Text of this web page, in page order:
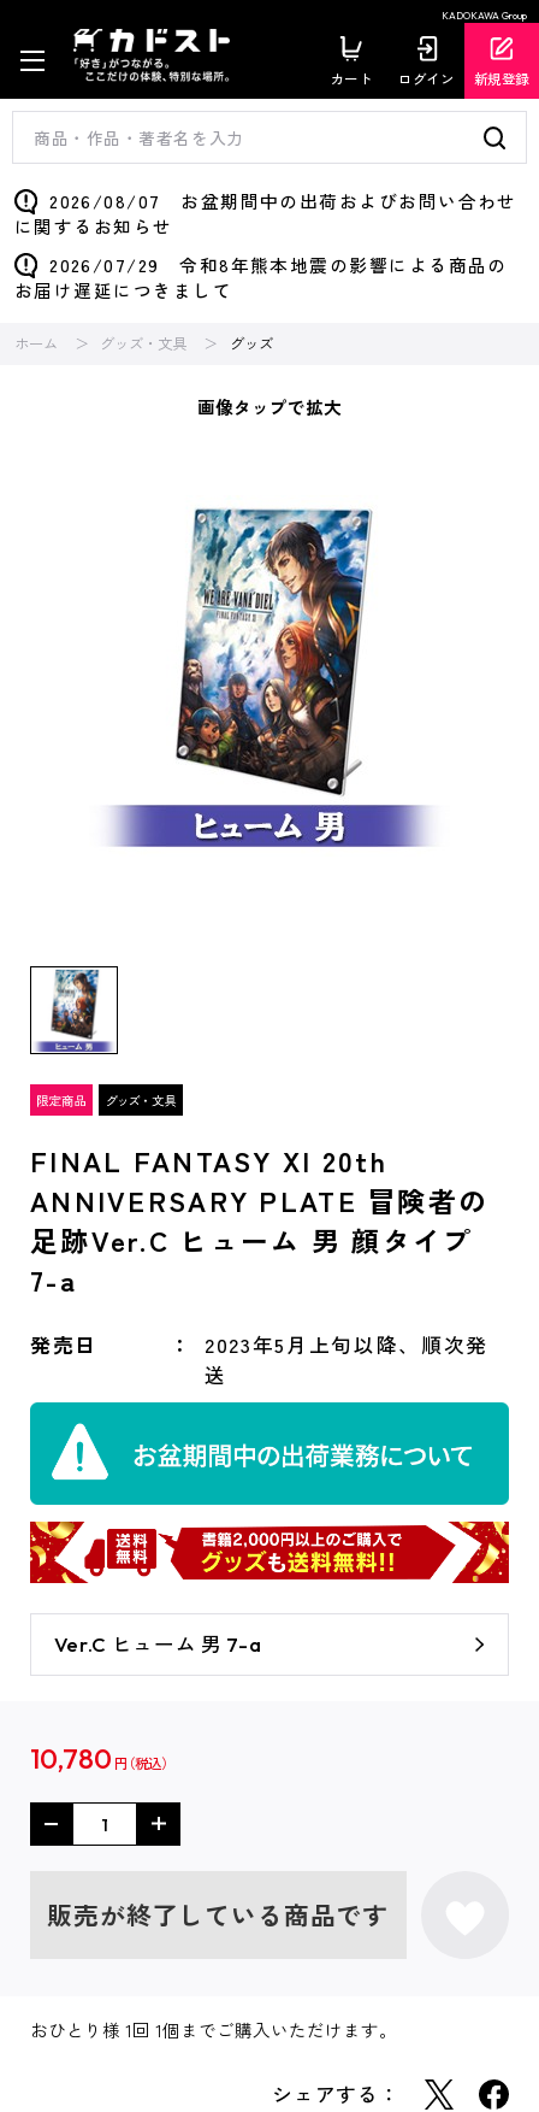
KADOKAWA Group
カート ログイン 新規登録
2026/08/07 お盆期間中の出荷およびお問い合わせ
に関するお知らせ
2026/07/29 令和8年熊本地震の影響による商品の
お届け遅延につきまして
ホーム グッズ・文具 グッズ
画像タップで拡大
FINAL FANTASY XI 20th
ANNIVERSARY PLATE 冒険者の
足跡Ver.C ヒューム 男 顔タイプ
7-a
発売日
2023年5月上旬以降、順次発
送
Ver.C ヒューム 男 7-a
10,780 円
販売が終了している商品です
おひとり様 1回 1個までご購入いただけます。
シェアする：